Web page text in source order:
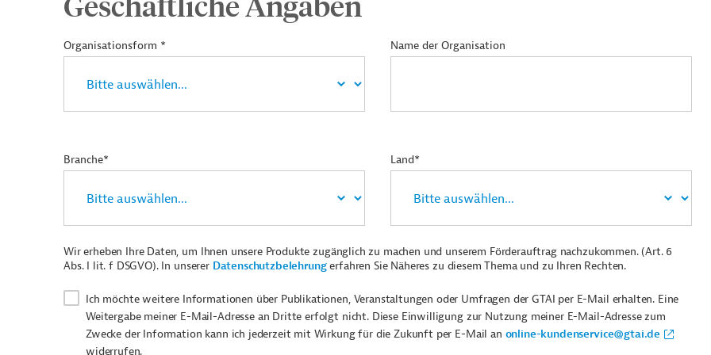
Organisationsform * Name der Organisation
Branche* Land*
Wir erheben Ihre Daten, um Ihnen unsere Produkte zugänglich zu machen und unserem Förderauftrag nachzukommen. (Art. 6
Abs. I lit. f DSGVO). In unserer Datenschutzbelehrungerfahren Sie Näheres zu diesem Thema und zu Ihren Rechten.
Ich möchte weitere Informationen über Publikationen, Veranstaltungen oder Umfragen der GTAI per E-Mail erhalten. Eine
Weitergabe meiner E-Mail-Adresse an Dritte erfolgt nicht. Diese Einwilligung zur Nutzung meiner E-Mail-Adresse zum
Zwecke der Information kann ich jederzeit mit Wirkung für die Zukunft per E-Mail an online-kundenservice@gtai.de
widerrufen.